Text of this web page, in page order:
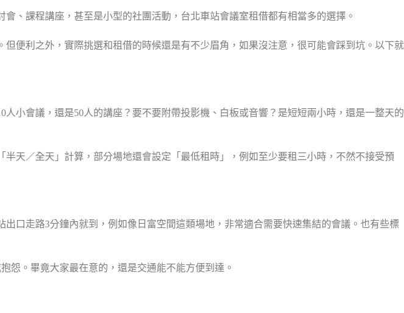
、課程講座，甚至是小型的社團活動，台北車站會議室租借都有相當多的選擇。
便利之外，實際挑選和租借的時候還是有不少眉角，如果沒注意，很可能會踩到坑。以下就
小會議，還是50人的講座？要不要附帶投影機、白板或音響？是短短兩小時，還是一整天的
天／全天」計算，部分場地還會設定「最低租時」，例如至少要租三小時，不然不接受預
口走路3分鐘內就到，例如像日富空間這類場地，非常適合需要快速集結的會議。也有些標
怨。畢竟大家最在意的，還是交通能不能方便到達。